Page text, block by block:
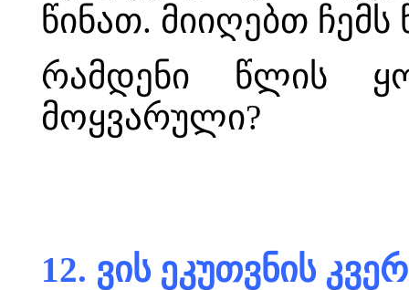
წინათ. მიიღებთ ჩემს
რამდენი წლის
მოყვარული?
12. ვის ეკუთვნის